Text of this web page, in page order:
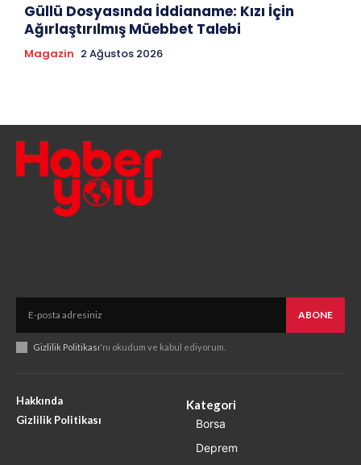
Güllü Dosyasında İddianame: Kızı İçin
Ağırlaştırılmış Müebbet Talebi
Magazin 2 Ağustos 2026
ABONE
Gizlilik Politikası'nı okudum ve kabul ediyorum.
Hakkında
Gizlilik Politikası
Kategori
Borsa
Deprem